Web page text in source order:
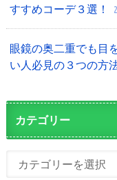
すすめコーデ３選！
眼鏡の奥二重でも目
い人必見の３つの方
カテゴリー